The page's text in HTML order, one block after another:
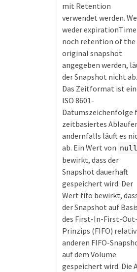
mit Retention
verwendet werden.
weder expirationTime
noch retention of the
original snapshot
angegeben werden,
der Snapshot nicht ab.
Das Zeitformat ist
ISO 8601-
Datumszeichenfolge
zeitbasiertes
andernfalls läuft es
ab. Ein Wert von null
bewirkt, dass der
Snapshot dauerhaft
gespeichert wird. Der
Wert fifo bewirkt,
der Snapshot auf
des First-In-First-Out-
Prinzips (FIFO)
anderen FIFO-
auf dem Volume
gespeichert wird. Die